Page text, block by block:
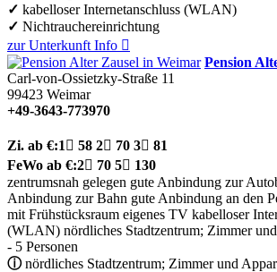
✓ kabelloser Internetanschluss (WLAN)
✓ Nichtrauchereinrichtung
zur Unterkunft Info 
Pension
Carl-von-Ossietzky-Straße 11
99423 Weimar
+49-3643-773970
Zi. ab €:1  58 2 70 3 81
FeWo ab €:2 70 5 130
zentrumsnah gelegen gute Anbindung zur
Anbindung zur Bahn gute Anbindung an den
mit Frühstücksraum eigenes TV kabelloser
(WLAN) nördliches Stadtzentrum; Zimmer
- 5 Personen
ⓘnördliches Stadtzentrum; Zimmer und